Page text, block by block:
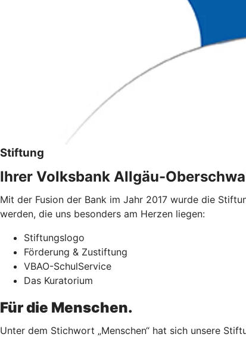
Stiftung
Ihrer Volksbank Allgäu-
Mit der Fusion der Bank im Jahr 2017 wurde die
werden, die uns besonders am Herzen liegen:
Stiftungslogo
Förderung & Zustiftung
VBAO-SchulService
Das Kuratorium
Für die Menschen.
Unter dem Stichwort „Menschen“ hat sich unsere